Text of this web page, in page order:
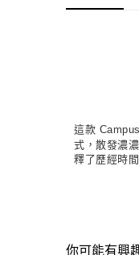
這款
式，散發濃
釋了歷經時
你可能有興